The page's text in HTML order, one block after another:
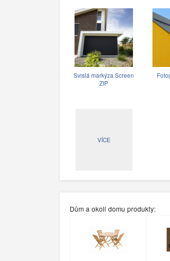
Svislá markýza Screen
ZIP
VÍCE
Dům a okolí domu produkty: